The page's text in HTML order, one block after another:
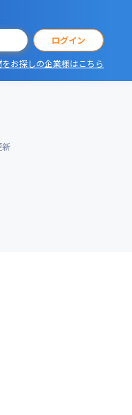
ログイン
をお探しの企業様はこちら
新